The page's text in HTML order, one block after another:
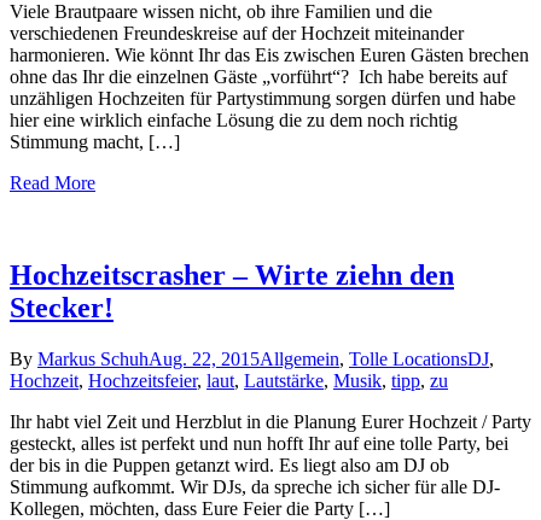
Viele Brautpaare wissen nicht, ob ihre Familien und die
verschiedenen Freundeskreise auf der Hochzeit miteinander
harmonieren. Wie könnt Ihr das Eis zwischen Euren Gästen brechen
ohne das Ihr die einzelnen Gäste „vorführt“? Ich habe bereits auf
unzähligen Hochzeiten für Partystimmung sorgen dürfen und habe
hier eine wirklich einfache Lösung die zu dem noch richtig
Stimmung macht, […]
Read More
Hochzeitscrasher – Wirte ziehn den
Stecker!
By Markus SchuhAug. 22, 2015Allgemein, Tolle LocationsDJ,
Hochzeit, Hochzeitsfeier, laut, Lautstärke, Musik, tipp, zu
Ihr habt viel Zeit und Herzblut in die Planung Eurer Hochzeit / Party
gesteckt, alles ist perfekt und nun hofft Ihr auf eine tolle Party, bei
der bis in die Puppen getanzt wird. Es liegt also am DJ ob
Stimmung aufkommt. Wir DJs, da spreche ich sicher für alle DJ-
Kollegen, möchten, dass Eure Feier die Party […]